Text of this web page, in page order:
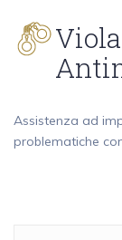
Assistenza ad
problematiche